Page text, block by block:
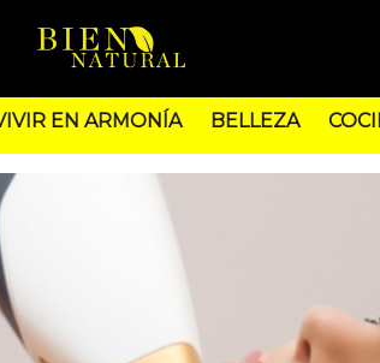
EN ARMONÍA BELLEZA